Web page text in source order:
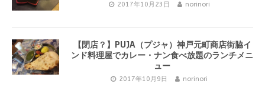
2017年10月23日 norinori
【閉店？】PUJA（プジャ）神戸元町商店街脇イ
ンド料理屋でカレー・ナン食べ放題のランチメニ
ュー
2017年10月9日 norinori